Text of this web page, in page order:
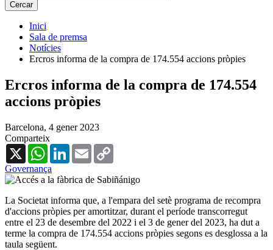
Inici
Sala de premsa
Notícies
Ercros informa de la compra de 174.554 accions pròpies
Ercros informa de la compra de 174.554
accions pròpies
Barcelona, 4 gener 2023
Comparteix
X
WhatsAppLinkedInEmail
Governança
La Societat informa que, a l'empara del setè programa de recompra
d'accions pròpies per amortitzar, durant el període transcorregut
entre el 23 de desembre del 2022 i el 3 de gener del 2023, ha dut a
terme la compra de 174.554 accions pròpies segons es desglossa a la
taula següent.